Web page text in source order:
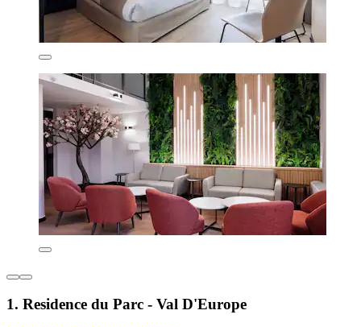
1. Residence du Parc - Val D'Europe